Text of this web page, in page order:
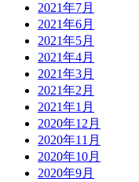
2021年7月
2021年6月
2021年5月
2021年4月
2021年3月
2021年2月
2021年1月
2020年12月
2020年11月
2020年10月
2020年9月